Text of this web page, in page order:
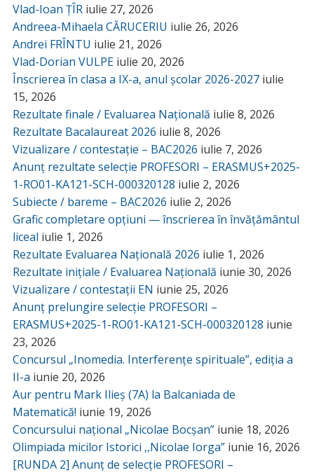
Vlad-Ioan ȚÎR iulie 27, 2026
Andreea-Mihaela CĂRUCERIU iulie 26, 2026
Andrei FRÎNTU iulie 21, 2026
Vlad-Dorian VULPE iulie 20, 2026
Înscrierea în clasa a IX-a, anul școlar 2026-2027 iulie
15, 2026
Rezultate finale / Evaluarea Națională iulie 8, 2026
Rezultate Bacalaureat 2026 iulie 8, 2026
Vizualizare / contestație – BAC2026 iulie 7, 2026
Anunț rezultate selecție PROFESORI – ERASMUS+2025-
1-RO01-KA121-SCH-000320128 iulie 2, 2026
Subiecte / bareme – BAC2026 iulie 2, 2026
Grafic completare opțiuni — înscrierea în învățământul
liceal iulie 1, 2026
Rezultate Evaluarea Națională 2026 iulie 1, 2026
Rezultate inițiale / Evaluarea Națională iunie 30, 2026
Vizualizare / contestații EN iunie 25, 2026
Anunț prelungire selecție PROFESORI –
ERASMUS+2025-1-RO01-KA121-SCH-000320128 iunie
23, 2026
Concursul „Inomedia. Interferențe spirituale”, ediția a
II-a iunie 20, 2026
Aur pentru Mark Ilieș (7A) la Balcaniada de
Matematică! iunie 19, 2026
Concursului național „Nicolae Bocșan” iunie 18, 2026
Olimpiada micilor Istorici ,,Nicolae Iorga” iunie 16, 2026
[RUNDA 2] Anunț de selecție PROFESORI –